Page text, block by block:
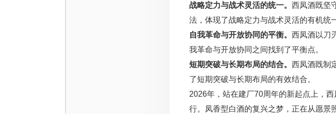
战略定力与战术灵活的统一。 西凤酒既坚
法，体现了战略定力与战术灵活的有机统
自我革命与开放协同的平衡。 西凤酒以刀
我革命与开放协同之间找到了平衡点。
短期突破与长期布局的结合。 西凤酒既制
了短期突破与长期布局的有效结合。
2026年，站在建厂70周年的新起点上，
行。凤香型白酒的复兴之梦，正在从愿景